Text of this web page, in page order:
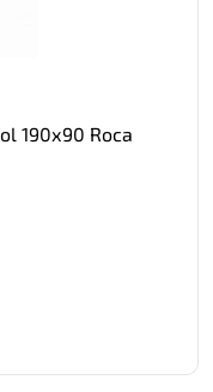
190х90 Roca